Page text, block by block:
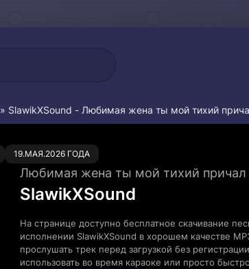
» SlawikXSound - Любимая жена ты мой тихий
19.МАЯ.2026 ГОДА
Любимая жена ты мой тихий причал
SlawikXSound
На странице доступно бесплатное скачивание
исполнении SlawikXSound в хорошем качестве
прослушать трек перед загрузкой без
использовать во время караоке или просто